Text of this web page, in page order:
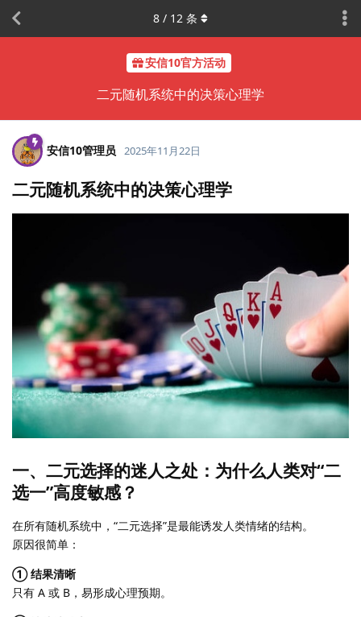
安信10官方活动
二元随机系统中的决策心理学
8 / 12 条
安信10管理员 2025年11月22日
二元随机系统中的决策心理学
一、二元选择的迷人之处：为什么人类对“二
选一”高度敏感？
在所有随机系统中，“二元选择”是最能诱发人类情绪的结构。
原因很简单：
① 结果清晰
只有 A 或 B，易形成心理预期。